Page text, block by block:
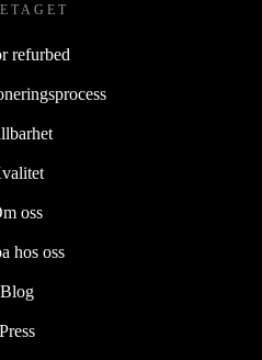
refurbed
oss
hos oss
Blog
Press